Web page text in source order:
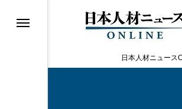
日本人材ニュース